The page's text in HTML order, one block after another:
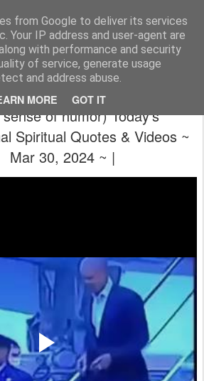
from Google to deliver its services
Your IP address and user-agent are
with performance and security
of service, generate usage
and address abuse.
MORE GOT IT
The universe is eternal, infinite and vibrant, a conscious cosmos
up world. All I've got left
of humor) Today's
Spiritual Quotes & Videos ~
Mar 30, 2024 ~ |